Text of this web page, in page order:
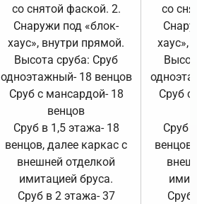
со снятой фаской. 2.
Снаружи под «блок-
хаус», внутри прямой.
Высота сруба: Сруб
одноэтажный- 18 венцов
Сруб с мансардой- 18
венцов
Сруб в 1,5 этажа- 18
венцов, далее каркас с
внешней отделкой
имитацией бруса.
Сруб в 2 этажа- 37
со
хаус»,
Сруб с
Сруб
Сруб